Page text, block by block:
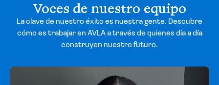
Voces de nuestro equipo
La clave de nuestro éxito es nuestra gente. Descubre
cómo es trabajar en AVLA a través de quienes día a día
construyen nuestro futuro.